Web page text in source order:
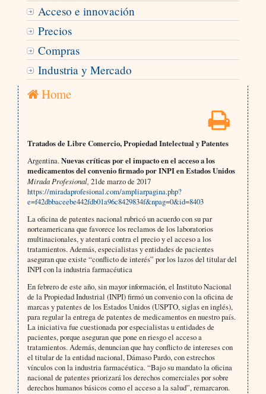
Acceso e innovación
Precios
Compras
Industria y Mercado
Home
Tratados de Libre Comercio, Propiedad Intelectual y Patentes
Argentina.Nuevas críticas por el impacto en el acceso a los
medicamentos del convenio firmado por INPI en Estados Unidos
Mirada Profesional, 21de marzo de 2017
https://miradaprofesional.com/ampliarpagina.php?
e=f42dbbaceebe442fdb01a96c8429834f&npag=0&id=8403
La oficina de patentes nacional rubricó un acuerdo con su par
norteamericana que favorece los reclamos de los laboratorios
multinacionales, y atentará contra el precio y el acceso a los
tratamientos. Además, especialistas y entidades de pacientes
aseguran que existe “conflicto de interés” por los lazos del titular del
INPI con la industria farmacéutica
En febrero de este año, sin mayor información, el Instituto Nacional
de la Propiedad Industrial (INPI) firmó un convenio con la oficina de
marcas y patentes de los Estados Unidos (USPTO, siglas en inglés),
para regular la entrega de patentes de medicamentos en nuestro país.
La iniciativa fue cuestionada por especialistas u entidades de
pacientes, porque aseguran que pone en riesgo el acceso a
tratamientos. Además, denuncian que hay conflicto de intereses con
el titular de la entidad nacional, Dámaso Pardo, con estrechos
vínculos con la industria farmacéutica. “Bajo su mandato la oficina
nacional de patentes priorizará los derechos comerciales por sobre
derechos humanos básicos como el acceso a la salud”, remarcaron.